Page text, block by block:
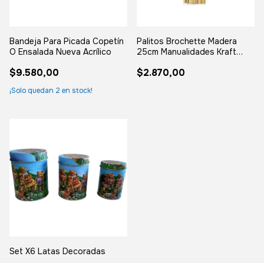
Bandeja Para Picada Copetín
O Ensalada Nueva Acrílico
$9.580,00
¡Solo quedan 2 en stock!
Palitos Brochette Madera
25cm Manualidades Kraft
$2.870,00
Set X6 Latas Decoradas